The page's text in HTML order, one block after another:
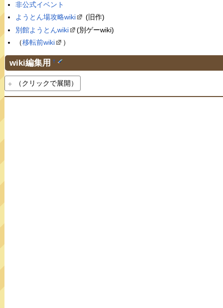
非公式イベント
ようとん場攻略wiki
(旧作)
別館ようとんwiki
(別ゲーwiki)
（移転前wiki ）
wiki編集用 †
（クリックで展開）